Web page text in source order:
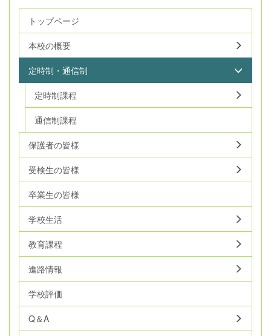
トップページ
本校の概要
定時制・通信制
定時制課程
通信制課程
保護者の皆様
受検生の皆様
卒業生の皆様
学校生活
教育課程
進路情報
学校評価
Q＆A